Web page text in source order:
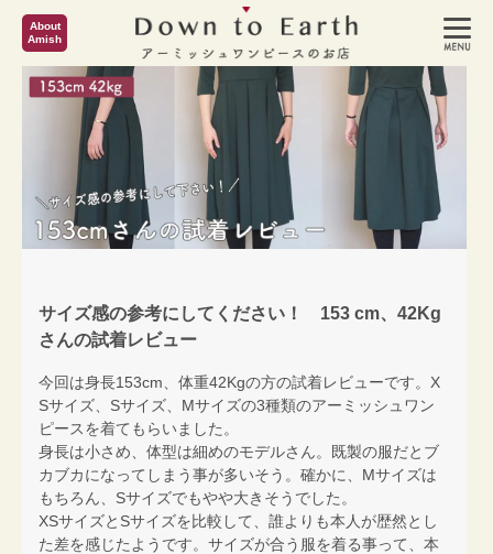
About
Amish
サイズ感の参考にしてください！ 153 cm、42Kg
さんの試着レビュー
今回は身長153cm、体重42Kgの方の試着レビューです。X
Sサイズ、Sサイズ、Mサイズの3種類のアーミッシュワン
ピースを着てもらいました。
身長は小さめ、体型は細めのモデルさん。既製の服だとブ
カブカになってしまう事が多いそう。確かに、Mサイズは
もちろん、Sサイズでもやや大きそうでした。
XSサイズとSサイズを比較して、誰よりも本人が歴然とし
た差を感じたようです。サイズが合う服を着る事って、本